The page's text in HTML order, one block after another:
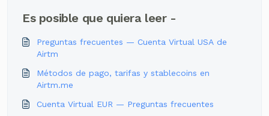
Es posible que quiera leer -
Preguntas frecuentes — Cuenta Virtual USA de
Airtm
Métodos de pago, tarifas y stablecoins en
Airtm.me
Cuenta Virtual EUR — Preguntas frecuentes